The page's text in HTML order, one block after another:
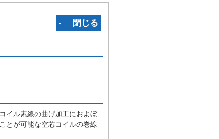
‐ 閉じる
イル素線の曲げ加工におよぼ
とが可能な空芯コイルの巻線